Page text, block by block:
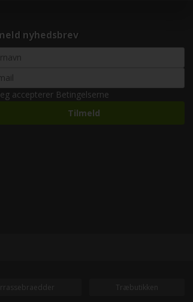
nyhedsbrev
accepterer Betingelserne
Træbutikken